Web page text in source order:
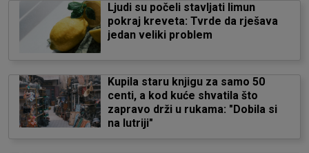
Ljudi su počeli stavljati limun
pokraj kreveta: Tvrde da rješava
jedan veliki problem
Kupila staru knjigu za samo 50
centi, a kod kuće shvatila što
zapravo drži u rukama: "Dobila si
na lutriji"